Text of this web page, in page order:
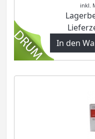
inkl.